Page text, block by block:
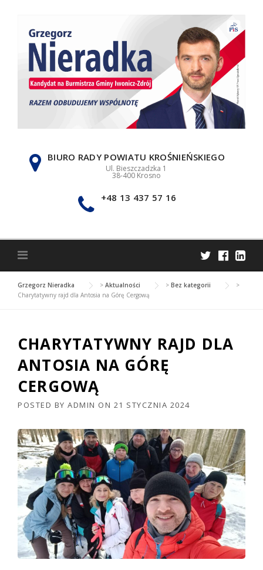
BIURO RADY POWIATU KROŚNIEŃSKIEGO
Ul. Bieszczadzka 1
38-400 Krosno
+48 13 437 57 16
Grzegorz Nieradka > Aktualności > Bez kategorii
>
Charytatywny rajd dla Antosia na Górę Cergową
CHARYTATYWNY RAJD DLA
ANTOSIA NA GÓRĘ
CERGOWĄ
POSTED BY ADMIN ON 21 STYCZNIA 2024